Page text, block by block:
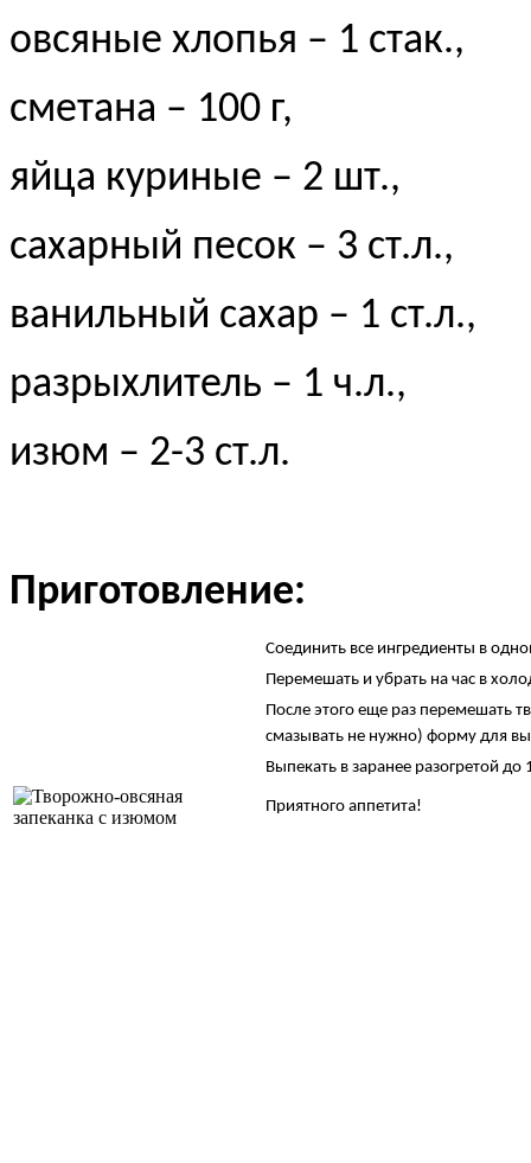
овсяные хлопья – 1 стак.,
сметана – 100 г,
яйца куриные – 2 шт.,
сахарный песок – 3 ст.л.,
ванильный сахар – 1 ст.л.,
разрыхлитель – 1 ч.л.,
изюм – 2-3 ст.л.
Приготовление:
Соединить все ингредиенты в
Перемешать и убрать на час в
После этого еще раз перемешать
смазывать не нужно) форму для
Выпекать в заранее разогретой до
Приятного аппетита!